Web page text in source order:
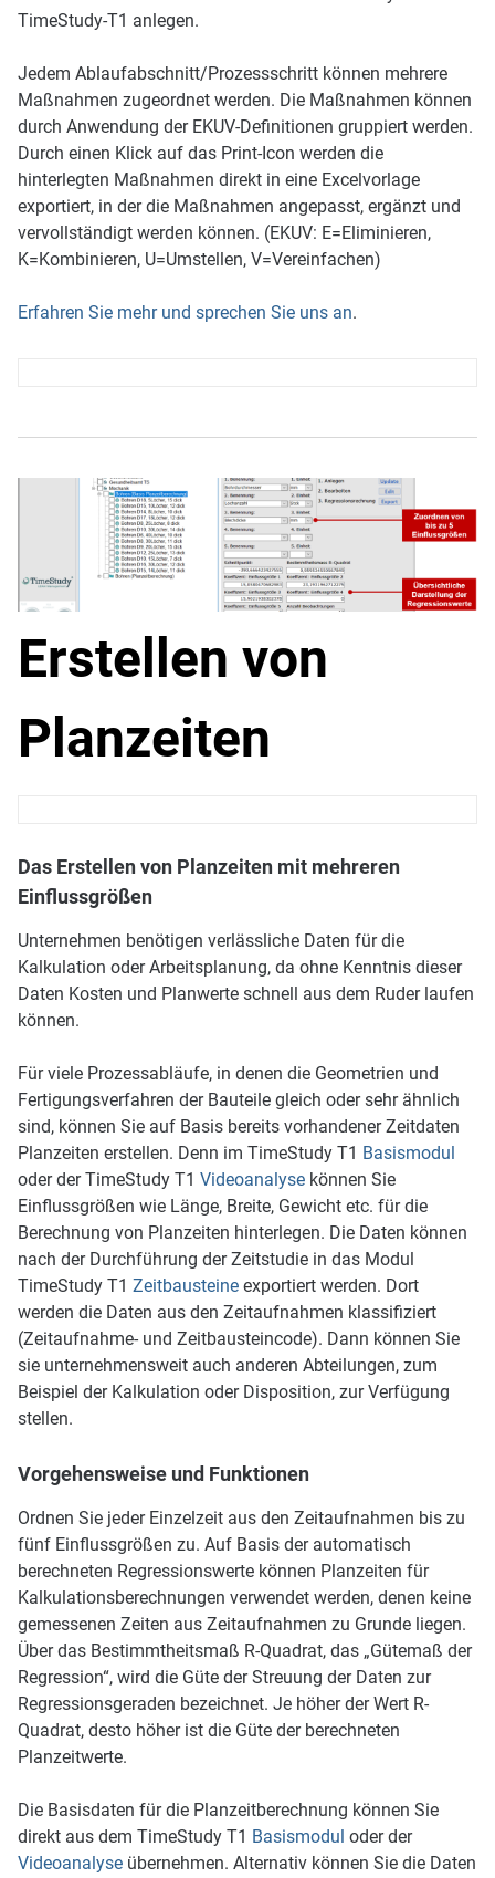
TimeStudy-T1 anlegen.
Jedem Ablaufabschnitt/Prozessschritt können mehrere
Maßnahmen zugeordnet werden. Die Maßnahmen können
durch Anwendung der EKUV-Definitionen gruppiert werden.
Durch einen Klick auf das Print-Icon werden die
hinterlegten Maßnahmen direkt in eine Excelvorlage
exportiert, in der die Maßnahmen angepasst, ergänzt und
vervollständigt werden können. (EKUV: E=Eliminieren,
K=Kombinieren, U=Umstellen, V=Vereinfachen)
Erfahren Sie mehr und sprechen Sie uns an.
Erstellen von
Planzeiten
Das Erstellen von Planzeiten mit mehreren
Einflussgrößen
Unternehmen benötigen verlässliche Daten für die
Kalkulation oder Arbeitsplanung, da ohne Kenntnis dieser
Daten Kosten und Planwerte schnell aus dem Ruder laufen
können.
Für viele Prozessabläufe, in denen die Geometrien und
Fertigungsverfahren der Bauteile gleich oder sehr ähnlich
sind, können Sie auf Basis bereits vorhandener Zeitdaten
Planzeiten erstellen. Denn im TimeStudy T1 Basismodul
oder der TimeStudy T1 Videoanalysekönnen Sie
Einflussgrößen wie Länge, Breite, Gewicht etc. für die
Berechnung von Planzeiten hinterlegen. Die Daten können
nach der Durchführung der Zeitstudie in das Modul
TimeStudy T1 Zeitbausteineexportiert werden. Dort
werden die Daten aus den Zeitaufnahmen klassifiziert
(Zeitaufnahme- und Zeitbausteincode). Dann können Sie
sie unternehmensweit auch anderen Abteilungen, zum
Beispiel der Kalkulation oder Disposition, zur Verfügung
stellen.
Vorgehensweise und Funktionen
Ordnen Sie jeder Einzelzeit aus den Zeitaufnahmen bis zu
fünf Einflussgrößen zu. Auf Basis der automatisch
berechneten Regressionswerte können Planzeiten für
Kalkulationsberechnungen verwendet werden, denen keine
gemessenen Zeiten aus Zeitaufnahmen zu Grunde liegen.
Über das Bestimmtheitsmaß R-Quadrat, das „Gütemaß der
Regression“, wird die Güte der Streuung der Daten zur
Regressionsgeraden bezeichnet. Je höher der Wert R-
Quadrat, desto höher ist die Güte der berechneten
Planzeitwerte.
Die Basisdaten für die Planzeitberechnung können Sie
direkt aus dem TimeStudy T1 Basismodul oder der
Videoanalyseübernehmen. Alternativ können Sie die Daten